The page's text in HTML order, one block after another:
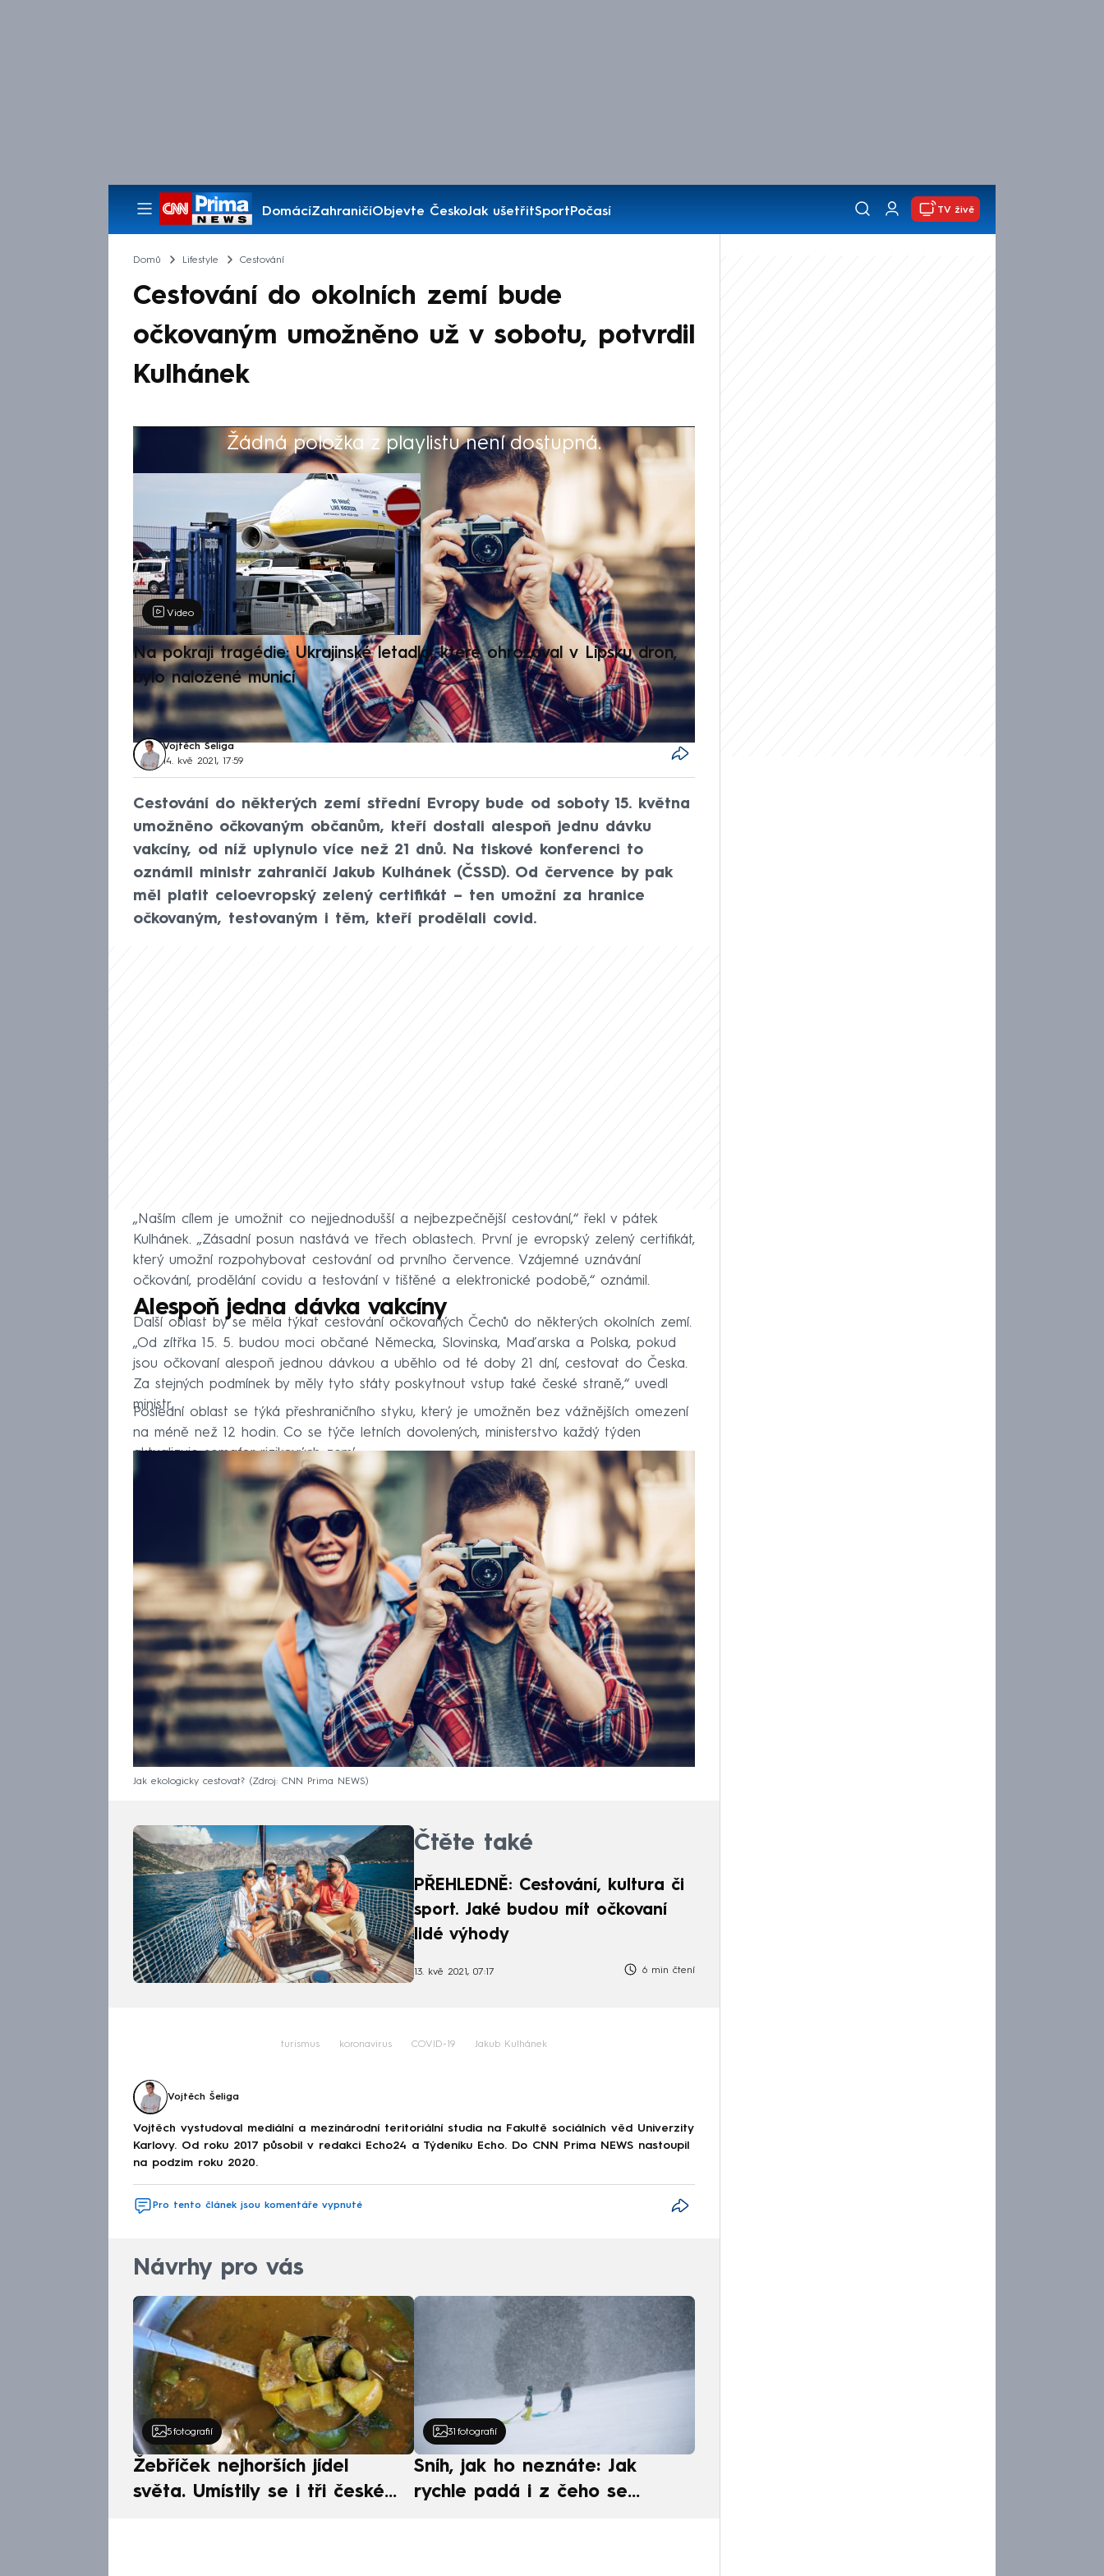
DomácíZahraničíObjevte ČeskoJak ušetřitSportPočasí
Pořady
TV živě
Domů Lifestyle Cestování
Cestování do okolních zemí bude
očkovaným umožněno už v sobotu, potvrdil
Kulhánek
Žádná položka z playlistu není dostupná.
Výběr redakce
Video
Na pokraji tragédie: Ukrajinské letadlo, které ohrožoval v Lipsku dron,
bylo naložené municí
Vojtěch Šeliga
14. kvě 2021, 17:59
Cestování do některých zemí střední Evropy bude od soboty 15. května
umožněno očkovaným občanům, kteří dostali alespoň jednu dávku
vakcíny, od níž uplynulo více než 21 dnů. Na tiskové konferenci to
oznámil ministr zahraničí Jakub Kulhánek (ČSSD). Od července by pak
měl platit celoevropský zelený certifikát – ten umožní za hranice
očkovaným, testovaným i těm, kteří prodělali covid.
„Naším cílem je umožnit co nejjednodušší a nejbezpečnější cestování,“ řekl v pátek
Kulhánek. „Zásadní posun nastává ve třech oblastech. První je evropský zelený certifikát,
který umožní rozpohybovat cestování od prvního července. Vzájemné uznávání
očkování, prodělání covidu a testování v tištěné a elektronické podobě,“ oznámil.
Alespoň jedna dávka vakcíny
Další oblast by se měla týkat cestování očkovaných Čechů do některých okolních zemí.
„Od zítřka 15. 5. budou moci občané Německa, Slovinska, Maďarska a Polska, pokud
jsou očkovaní alespoň jednou dávkou a uběhlo od té doby 21 dní, cestovat do Česka.
Za stejných podmínek by měly tyto státy poskytnout vstup také české straně,“ uvedl
ministr.
Poslední oblast se týká přeshraničního styku, který je umožněn bez vážnějších omezení
na méně než 12 hodin. Co se týče letních dovolených, ministerstvo každý týden
aktualizuje semafor rizikových zemí.
Jak ekologicky cestovat? Zdroj: CNN Prima NEWS
Čtěte také
PŘEHLEDNĚ: Cestování, kultura či
sport. Jaké budou mít očkovaní
lidé výhody
13. kvě 2021, 07:17 6 min čtení
turismus koronavirus COVID-19 Jakub Kulhánek
Vojtěch Šeliga
Vojtěch vystudoval mediální a mezinárodní teritoriální studia na Fakultě sociálních věd Univerzity
Karlovy. Od roku 2017 působil v redakci Echo24 a Týdeníku Echo. Do CNN Prima NEWS nastoupil
na podzim roku 2020.
Pro tento článek jsou komentáře vypnuté
Návrhy pro vás
5 fotografií
Žebříček nejhorších jídel
světa. Umístily se i tři české
31 fotografií
Sníh, jak ho neznáte: Jak
rychle padá i z čeho se